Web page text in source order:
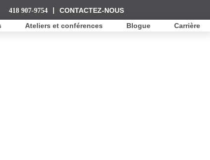
418 907-9754
CONTACTEZ-NOUS
Ateliers et conférences Blogue Carrière